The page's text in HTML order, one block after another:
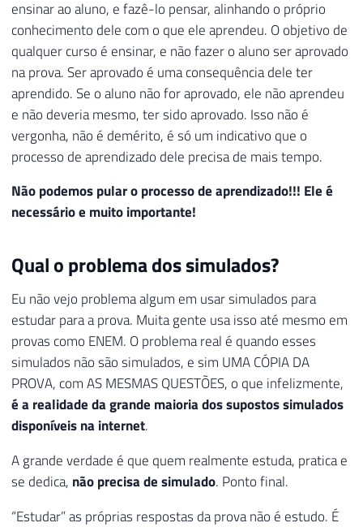
ensinar ao aluno, e fazê-lo pensar, alinhando o próprio
conhecimento dele com o que ele aprendeu. O objetivo de
qualquer curso é ensinar, e não fazer o aluno ser aprovado
na prova. Ser aprovado é uma consequência dele ter
aprendido. Se o aluno não for aprovado, ele não aprendeu
e não deveria mesmo, ter sido aprovado. Isso não é
vergonha, não é demérito, é só um indicativo que o
processo de aprendizado dele precisa de mais tempo.
Não podemos pular o processo de aprendizado!!! Ele é
necessário e muito importante!
Qual o problema dos simulados?
Eu não vejo problema algum em usar simulados para
estudar para a prova. Muita gente usa isso até mesmo em
provas como ENEM. O problema real é quando esses
simulados não são simulados, e sim UMA CÓPIA DA
PROVA, com AS MESMAS QUESTÕES, o que infelizmente,
é a realidade da grande maioria dos supostos simulados
disponíveis na internet.
A grande verdade é que quem realmente estuda, pratica e
se dedica, não precisa de simulado. Ponto final.
“Estudar” as próprias respostas da prova não é estudo. É